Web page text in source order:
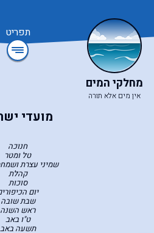
תפריט
מחלקי המים
אין מים אלא תורה
מועדי
חנוכה
טל ומטר
שמיני עצרת
קהלת
סוכות
יום
שבת שובה
ראש השנה
ט"ו באב
תשעה באב